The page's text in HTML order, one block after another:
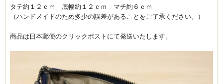
タテ約１２ｃｍ 底幅約１２ｃｍ マチ約６ｃｍ
（ハンドメイドのため多少の誤差があることをご了承ください。）
商品は日本郵便のクリックポストにて発送いたします。